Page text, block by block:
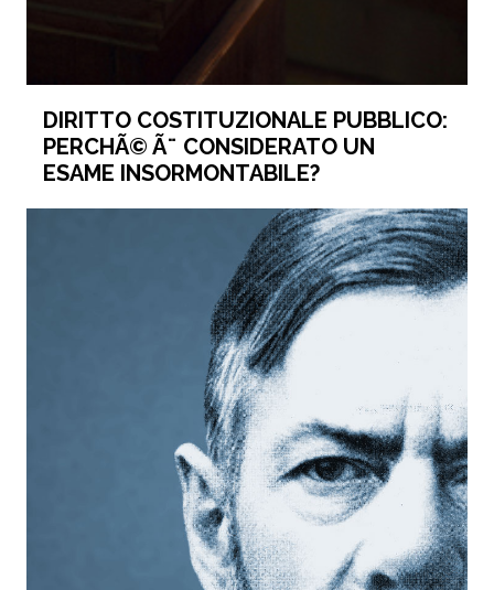
DIRITTO COSTITUZIONALE PUBBLICO:
PERCHÃ© Ã¨ CONSIDERATO UN
ESAME INSORMONTABILE?